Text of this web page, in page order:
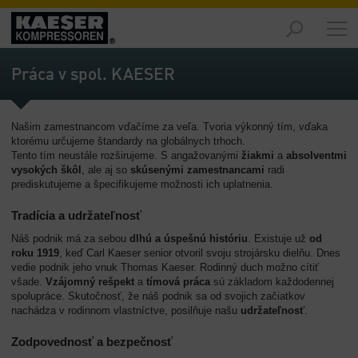
Výrobky
-
Prehľad
-
Prehľad
Servis
Prehľad
Spoločnosť
-
Prehľad
Práca v spol. KAESER
Našim zamestnancom vďačíme za veľa. Tvoria výkonný tím, vďaka
ktorému určujeme štandardy na globálnych trhoch.
Tento tím neustále rozširujeme. S angažovanými žiakmi a absolventmi
vysokých škôl , ale aj so skúsenými zamestnancami radi
prediskutujeme a špecifikujeme možnosti ich uplatnenia.
Tradícia a udržateľnosť
Náš podnik má za sebou dlhú a úspešnú históriu. Existuje už od
roku 1919, keď Carl Kaeser senior otvoril svoju strojársku dielňu. Dnes
vedie podnik jeho vnuk Thomas Kaeser. Rodinný duch možno cítiť
všade. Vzájomný rešpekt a tímová práca sú základom každodennej
spolupráce. Skutočnosť, že náš podnik sa od svojich začiatkov
nachádza v rodinnom vlastníctve, posilňuje našu udržateľnosť.
Zodpovednosť a bezpečnosť